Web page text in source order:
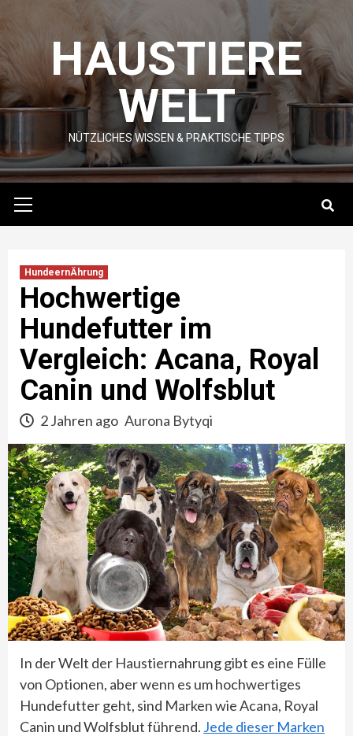
content HAUSTIERE
WELT
NÜTZLICHES WISSEN & PRAKTISCHE TIPPS
Menu
HundeernÄhrung
Hochwertige
Hundefutter im
Vergleich: Acana, Royal
Canin und Wolfsblut
2 Jahren ago Aurona Bytyqi
In der Welt der Haustiernahrung gibt es eine Fülle
von Optionen, aber wenn es um hochwertiges
Hundefutter geht, sind Marken wie Acana, Royal
Canin und Wolfsblut führend. Jede dieser Marken